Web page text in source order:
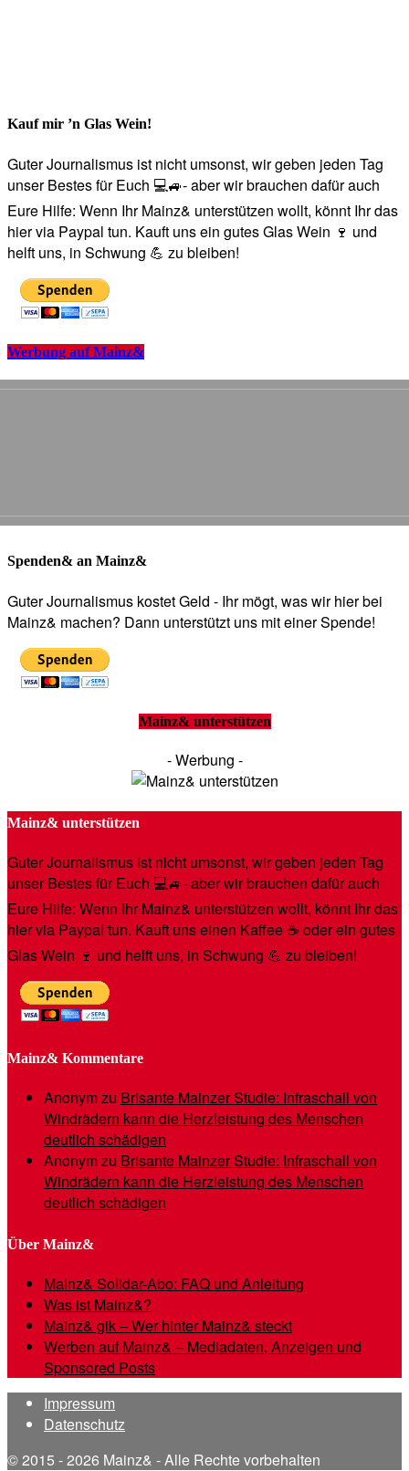
Kauf mir ’n Glas Wein!
Guter Journalismus ist nicht umsonst, wir geben jeden Tag
unser Bestes für Euch 💻🚙- aber wir brauchen dafür auch
Eure Hilfe: Wenn Ihr Mainz& unterstützen wollt, könnt Ihr das
hier via Paypal tun. Kauft uns ein gutes Glas Wein 🍷 und
helft uns, in Schwung 💪 zu bleiben!
Werbung auf Mainz&
Spenden& an Mainz&
Guter Journalismus kostet Geld - Ihr mögt, was wir hier bei
Mainz& machen? Dann unterstützt uns mit einer Spende!
Mainz& unterstützen
- Werbung -
Mainz& unterstützen
Guter Journalismus ist nicht umsonst, wir geben jeden Tag
unser Bestes für Euch 💻🚙- aber wir brauchen dafür auch
Eure Hilfe: Wenn Ihr Mainz& unterstützen wollt, könnt Ihr das
hier via Paypal tun. Kauft uns einen Kaffee ☕️ oder ein gutes
Glas Wein 🍷 und helft uns, in Schwung 💪 zu bleiben!
Mainz& Kommentare
Anonymzu Brisante Mainzer Studie: Infraschall von
Windrädern kann die Herzleistung des Menschen
deutlich schädigen
Anonymzu Brisante Mainzer Studie: Infraschall von
Windrädern kann die Herzleistung des Menschen
deutlich schädigen
Über Mainz&
Mainz& Solidar-Abo: FAQ und Anleitung
Was ist Mainz&?
Mainz& gik – Wer hinter Mainz& steckt
Werben auf Mainz& – Mediadaten, Anzeigen und
Sponsored Posts
Impressum
Datenschutz
© 2015 - 2026 Mainz& - Alle Rechte vorbehalten